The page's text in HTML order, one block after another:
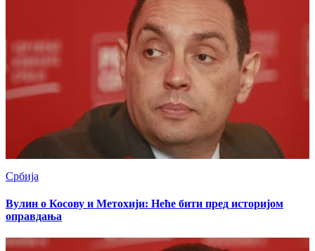
Србија
Вулин о Косову и Метохији: Неће бити пред историјом
оправдања